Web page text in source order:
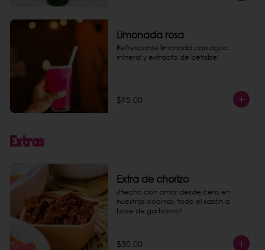
Limonada rosa
Refrescante limonada con agua
mineral y extracto de betabel.
$95.00
Extras
Extra de chorizo
¡Hecho con amor desde cero en
nuestras cocinas, todo el sazón a
base de garbanzo!
$30.00